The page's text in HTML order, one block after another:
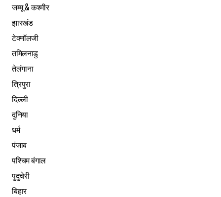
जम्मू & कश्मीर
झारखंड
टेक्नॉलजी
तमिलनाडु
तेलंगाना
त्रिपुरा
दिल्ली
दुनिया
धर्म
पंजाब
पश्चिम बंगाल
पुदुचेरी
बिहार